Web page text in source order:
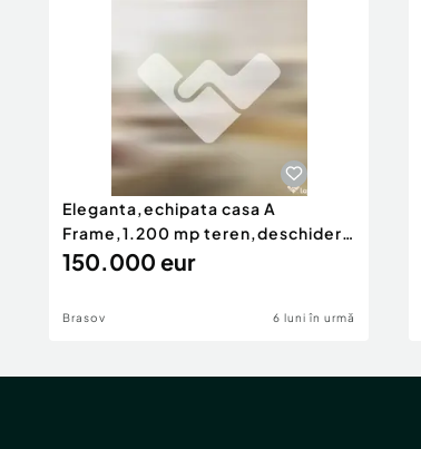
Eleganta,echipata casa A
Frame,1.200 mp teren,deschidere
Pia
150.000 eur
Brasov 6 luni în urmă